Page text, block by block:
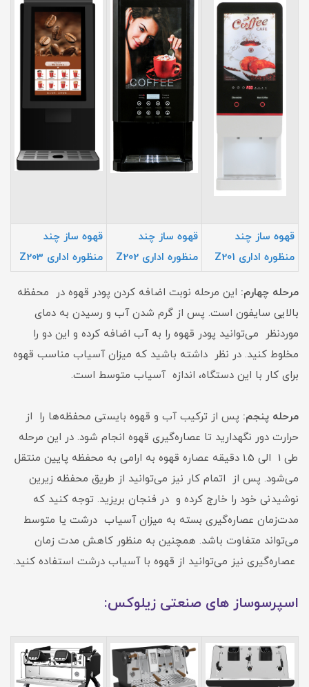
قهوه ساز چند
منظوره اداری Z201
قهوه ساز چند
منظوره اداری Z202
قهوه ساز چند
منظوره اداری Z203
مرحله چهارم: این مرحله نوبت اضافه‌ کردن پودر قهوه در محفظه
بالایی سایفون است. پس از گرم ‌شدن آب و رسیدن به دمای
موردنظر می‌توانید پودر قهوه را به آب اضافه کرده و این دو را
مخلوط کنید. در نظر داشته باشید که میزان آسیاب مناسب قهوه
برای کار با این دستگاه، اندازه آسیاب متوسط است.
مرحله پنجم: پس از ترکیب آب و قهوه بایستی محفظه‌ها را از
حرارت دور نگهدارید تا عصاره‌گیری قهوه انجام شود. در این مرحله
طی 1 الی 1.5 دقیقه عصاره‌ قهوه به ارامی به محفظه پایین منتقل
می‌شود. پس از اتمام کار نیز می‌توانید از طریق محفظه زیرین
نوشیدنی خود را خارج کرده و در فنجان بریزید. توجه کنید که
مدت‌زمان عصاره‌گیری بسته به میزان آسیاب درشت یا متوسط
می‌تواند متفاوت باشد. همچنین به منظور کاهش مدت زمان
عصاره‌گیری نیز می‌توانید از قهوه با آسیاب درشت استفاده کنید.
اسپرسوساز های صنعتی زیلوکس: